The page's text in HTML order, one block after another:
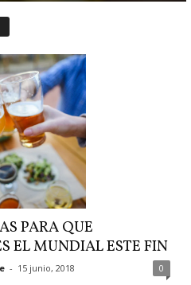
PARA QUE
EL MUNDIAL ESTE FIN
- 15 junio, 2018 0